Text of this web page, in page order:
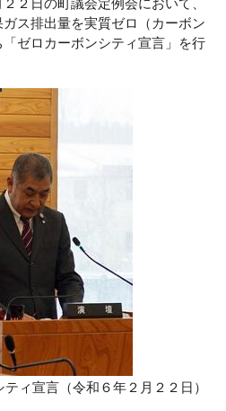
２日の町議会定例会において、
ス排出量を実質ゼロ（カーボン
ゼロカーボンシティ宣言」を行
ィ宣言（令和６年２月２２日）